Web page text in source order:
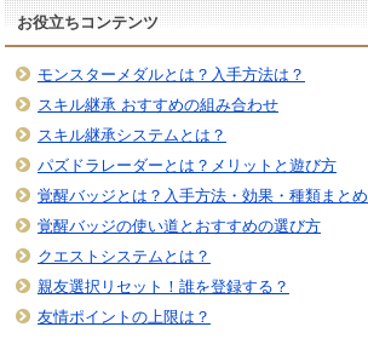
お役立ちコンテンツ
モンスターメダルとは？入手方法は？
スキル継承 おすすめの組み合わせ
スキル継承システムとは？
パズドラレーダーとは？メリットと遊び方
覚醒バッジとは？入手方法・効果・種類まとめ
覚醒バッジの使い道とおすすめの選び方
クエストシステムとは？
親友選択リセット！誰を登録する？
友情ポイントの上限は？